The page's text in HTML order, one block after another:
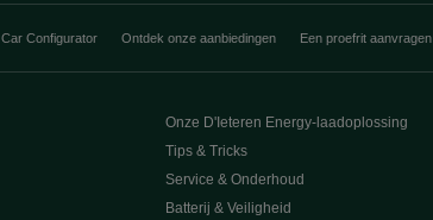
Car Configurator Ontdek onze aanbiedingen Een proefrit aanvragen
Onze D'Ieteren Energy-laadoplossing
Tips & Tricks
Service & Onderhoud
Batterij & Veiligheid